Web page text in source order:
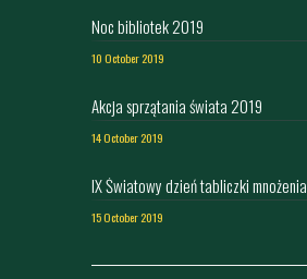
Noc bibliotek 2019
10 October 2019
Akcja sprzątania świata 2019
14 October 2019
IX Światowy dzień tabliczki mnożenia
15 October 2019